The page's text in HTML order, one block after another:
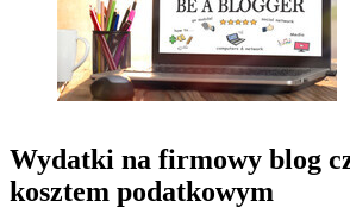
Wydatki na firmowy blog
kosztem podatkowym